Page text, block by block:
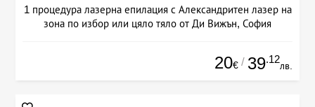
1 процедура лазерна епилация с Александритен лазер на
зона по избор или цяло тяло от Ди Вижън, София
20€ / 39.12
лв.